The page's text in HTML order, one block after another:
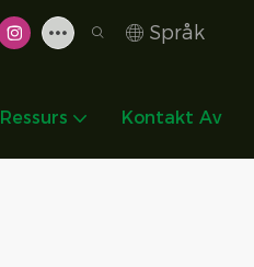
Språk
Ressurs Kontakt Av